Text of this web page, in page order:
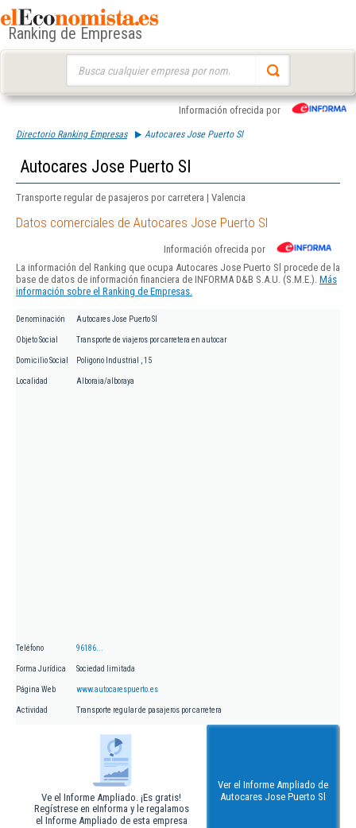
Ranking de Empresas
Información ofrecida por
Directorio Ranking Empresas Autocares Jose Puerto Sl
Autocares Jose Puerto Sl
Transporte regular de pasajeros por carretera | Valencia
Datos comerciales de Autocares Jose Puerto Sl
Información ofrecida por
La información del Ranking que ocupa Autocares Jose Puerto Sl procede de la
base de datos de información financiera de INFORMA D&B S.A.U. (S.M.E.). Más
información sobre el Ranking de Empresas.
Denominación Autocares Jose Puerto Sl
Objeto Social Transporte de viajeros por carretera en autocar
Domicilio Social Poligono Industrial , 15
Localidad Alboraia/alboraya
Teléfono 96186...
Forma Jurídica Sociedad limitada
Página Web www.autocarespuerto.es
Actividad Transporte regular de pasajeros por carretera
Ve el Informe Ampliado. ¡Es gratis!
Regístrese en eInforma y le regalamos
el Informe Ampliado de esta empresa
Ver el Informe Ampliado de
Autocares Jose Puerto Sl